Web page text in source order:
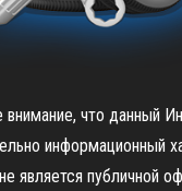
что данный
информационный
является публичной